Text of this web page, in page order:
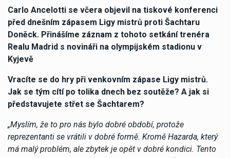
Carlo Ancelotti se včera objevil na tiskové konferenci
před dnešním zápasem Ligy mistrů proti Šachtaru
Doněck. Přinášíme záznam z tohoto setkání trenéra
Realu Madrid s novináři na olympijském stadionu v
Kyjevě
Vracíte se do hry při venkovním zápase Ligy mistrů.
Jak se tým cítí po tolika dnech bez soutěže? A jak si
představujete střet se Šachtarem?
„Myslím, že to pro nás bylo dobré období, protože
reprezentanti se vrátili v dobré formě. Kromě Hazarda, který
má malý problém, ale zbytek je opět v dobré kondici. Tento